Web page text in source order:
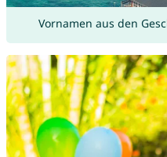
Vornamen aus den